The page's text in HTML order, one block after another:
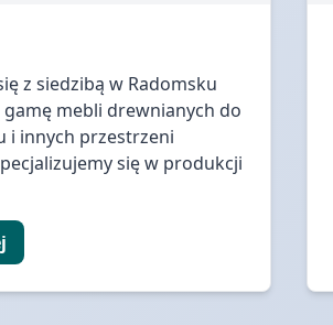
z siedzibą w Radomsku
mebli drewnianych do
i innych przestrzeni
się w produkcji